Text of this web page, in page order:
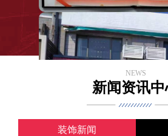
NEWS
新闻资讯中
装饰新闻